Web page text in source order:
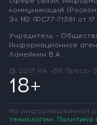
коммуникаций
Эл № ФС77-71381 от
Учредитель -
Информационное
Ламейкин В.А.
@ 2017 ИА «ВК Пресс»
18+
На информационном
технологии. Политика